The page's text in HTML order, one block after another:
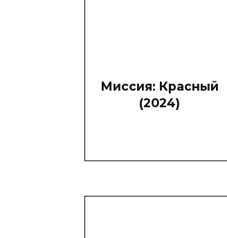
Миссия: Красный
(2024)